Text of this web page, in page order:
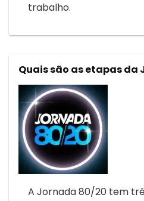
trabalho.
Quais são as etapas da
A Jornada 80/20 tem